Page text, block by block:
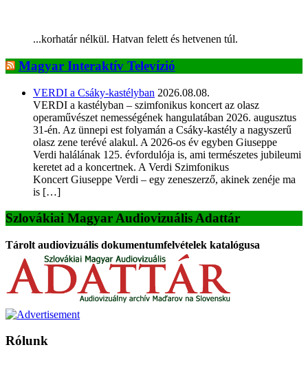
...korhatár nélkül. Hatvan felett és hetvenen túl.
Magyar Interaktív Televízió
VERDI a Csáky-kastélyban 2026.08.08.
VERDI a kastélyban – szimfonikus koncert az olasz
operaművészet nemességének hangulatában 2026. augusztus
31-én. Az ünnepi est folyamán a Csáky-kastély a nagyszerű
olasz zene terévé alakul. A 2026-os év egyben Giuseppe
Verdi halálának 125. évfordulója is, ami természetes jubileumi
keretet ad a koncertnek. A Verdi Szimfonikus
Koncert Giuseppe Verdi – egy zeneszerző, akinek zenéje ma
is […]
Szlovákiai Magyar Audiovizuális Adattár
Tárolt audiovizuális dokumentumfelvételek katalógusa
Rólunk